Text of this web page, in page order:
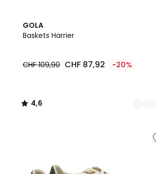
GOLA
Baskets Harrier
87,92
CHF
CHF 109,90 CHF 87,92 -20%
4,6
/ 5
2
Couleurs
4,6
/